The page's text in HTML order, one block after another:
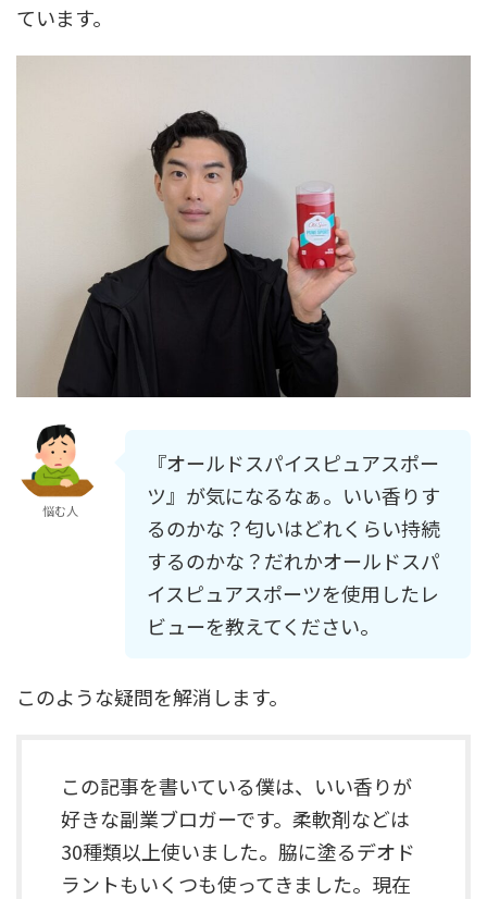
ています。
悩む人
『オールドスパイスピュアスポー
ツ』が気になるなぁ。いい香りす
るのかな？匂いはどれくらい持続
するのかな？だれかオールドスパ
イスピュアスポーツを使用したレ
ビューを教えてください。
このような疑問を解消します。
この記事を書いている僕は、いい香りが
好きな副業ブロガーです。柔軟剤などは
30種類以上使いました。脇に塗るデオド
ラントもいくつも使ってきました。現在